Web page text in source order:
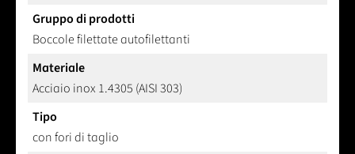
Gruppo di prodotti
Boccole filettate autofilettanti
Materiale
Acciaio inox 1.4305 (AISI 303)
Tipo
con fori di taglio